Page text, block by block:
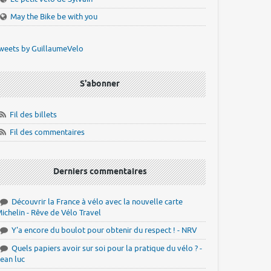
May the Bike be with you
by GuillaumeVelo
S'abonner
Fil des billets
Fil des commentaires
Derniers commentaires
Découvrir la France à vélo avec la nouvelle carte
- Rêve de Vélo Travel
Y'a encore du boulot pour obtenir du respect ! - NRV
Quels papiers avoir sur soi pour la pratique du vélo ? -
luc